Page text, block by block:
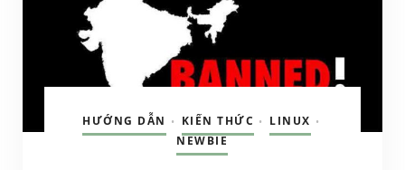
HƯỚNG DẪN • KIẾN THỨC • LINUX •
NEWBIE